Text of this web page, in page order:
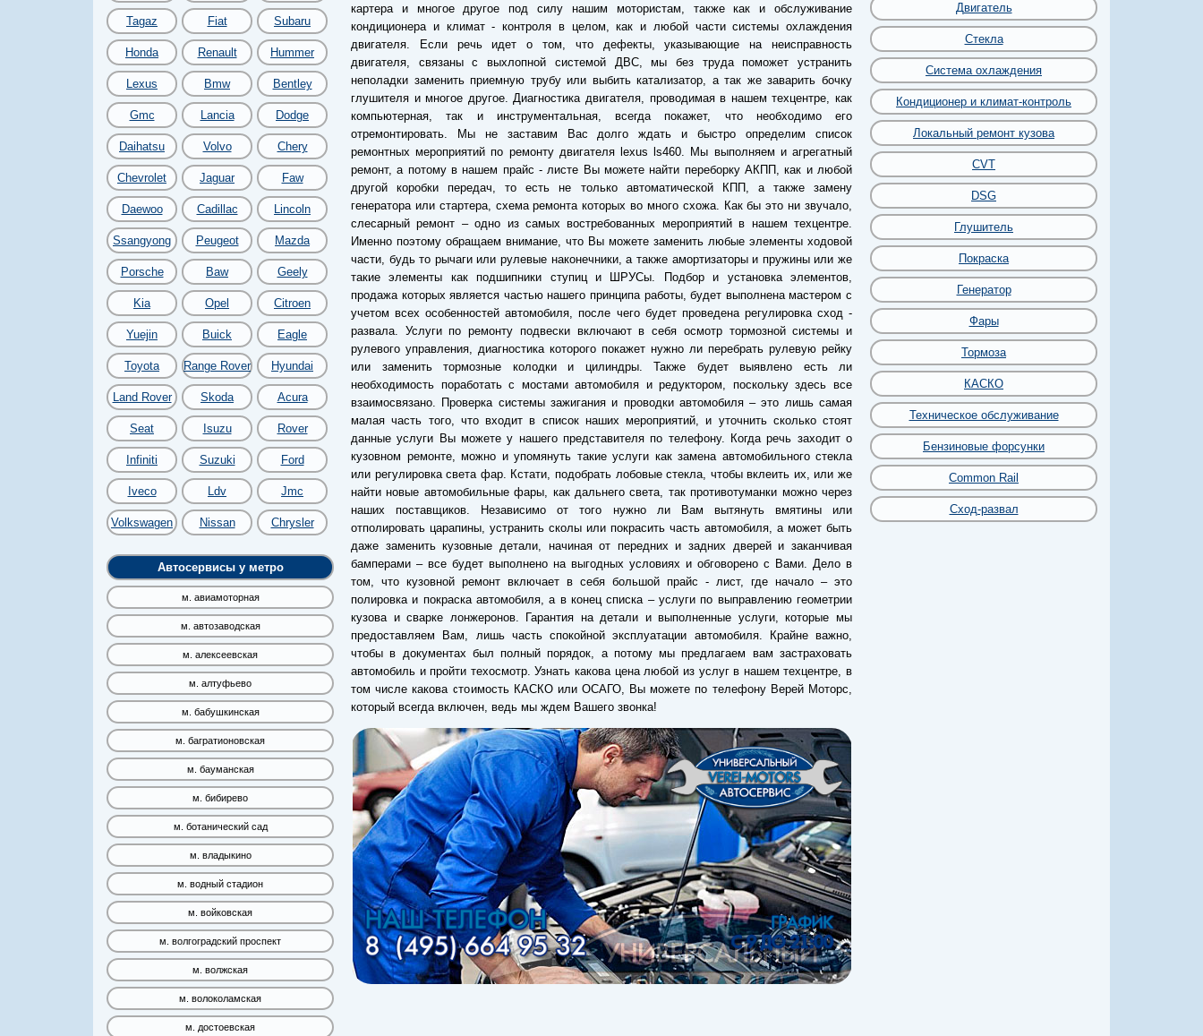
Tagaz Fiat Subaru
Honda Renault Hummer
Lexus Bmw Bentley
Gmc Lancia Dodge
Daihatsu Volvo Chery
Chevrolet Jaguar Faw
Daewoo Cadillac Lincoln
Ssangyong Peugeot Mazda
Porsche Baw Geely
Kia Opel Citroen
Yuejin Buick Eagle
Toyota Range Rover Hyundai
Land Rover Skoda Acura
Seat Isuzu Rover
Infiniti Suzuki Ford
Iveco Ldv Jmc
Volkswagen Nissan Chrysler
Автосервисы у метро
м. авиамоторная
м. автозаводская
м. алексеевская
м. алтуфьево
м. бабушкинская
м. багратионовская
м. бауманская
м. бибирево
м. ботанический сад
м. владыкино
м. водный стадион
м. войковская
м. волгоградский проспект
м. волжская
м. волоколамская
м. достоевская
картера и многое другое под силу нашим мотористам, также как и обслуживание
кондиционера и климат - контроля в целом, как и любой части системы охлаждения
двигателя. Если речь идет о том, что дефекты, указывающие на неисправность
двигателя, связаны с выхлопной системой ДВС, мы без труда поможет устранить
неполадки заменить приемную трубу или выбить катализатор, а так же заварить бочку
глушителя и многое другое. Диагностика двигателя, проводимая в нашем техцентре, как
компьютерная, так и инструментальная, всегда покажет, что необходимо его
отремонтировать. Мы не заставим Вас долго ждать и быстро определим список
ремонтных мероприятий по ремонту двигателя lexus ls460. Мы выполняем и агрегатный
ремонт, а потому в нашем прайс - листе Вы можете найти переборку АКПП, как и любой
другой коробки передач, то есть не только автоматической КПП, а также замену
генератора или стартера, схема ремонта которых во много схожа. Как бы это ни звучало,
слесарный ремонт – одно из самых востребованных мероприятий в нашем техцентре.
Именно поэтому обращаем внимание, что Вы можете заменить любые элементы ходовой
части, будь то рычаги или рулевые наконечники, а также амортизаторы и пружины или же
такие элементы как подшипники ступиц и ШРУСы. Подбор и установка элементов,
продажа которых является частью нашего принципа работы, будет выполнена мастером с
учетом всех особенностей автомобиля, после чего будет проведена регулировка сход -
развала. Услуги по ремонту подвески включают в себя осмотр тормозной системы и
рулевого управления, диагностика которого покажет нужно ли перебрать рулевую рейку
или заменить тормозные колодки и цилиндры. Также будет выявлено есть ли
необходимость поработать с мостами автомобиля и редуктором, поскольку здесь все
взаимосвязано. Проверка системы зажигания и проводки автомобиля – это лишь самая
малая часть того, что входит в список наших мероприятий, и уточнить сколько стоят
данные услуги Вы можете у нашего представителя по телефону. Когда речь заходит о
кузовном ремонте, можно и упомянуть такие услуги как замена автомобильного стекла
или регулировка света фар. Кстати, подобрать лобовые стекла, чтобы вклеить их, или же
найти новые автомобильные фары, как дальнего света, так противотуманки можно через
наших поставщиков. Независимо от того нужно ли Вам вытянуть вмятины или
отполировать царапины, устранить сколы или покрасить часть автомобиля, а может быть
даже заменить кузовные детали, начиная от передних и задних дверей и заканчивая
бамперами – все будет выполнено на выгодных условиях и обговорено с Вами. Дело в
том, что кузовной ремонт включает в себя большой прайс - лист, где начало – это
полировка и покраска автомобиля, а в конец списка – услуги по выправлению геометрии
кузова и сварке лонжеронов. Гарантия на детали и выполненные услуги, которые мы
предоставляем Вам, лишь часть спокойной эксплуатации автомобиля. Крайне важно,
чтобы в документах был полный порядок, а потому мы предлагаем вам застраховать
автомобиль и пройти техосмотр. Узнать какова цена любой из услуг в нашем техцентре, в
том числе какова стоимость КАСКО или ОСАГО, Вы можете по телефону Верей Моторс,
который всегда включен, ведь мы ждем Вашего звонка!
Двигатель
Стекла
Система охлаждения
Кондиционер и климат-контроль
Локальный ремонт кузова
CVT
DSG
Глушитель
Покраска
Генератор
Фары
Тормоза
КАСКО
Техническое обслуживание
Бензиновые форсунки
Common Rail
Сход-развал